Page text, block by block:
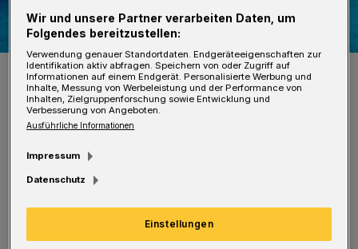
Nicht Menschen, sondern Hunde dürfen am Sonntag im Freibad
Eckbusch schwimmen.
Foto: Max Höllwarth
Vierbeiner samt Herrchen und Frauchen von 13
Wir und unsere Partner verarbeiten Daten, um
Folgendes bereitzustellen:
Verwendung genauer Standortdaten. Endgeräteeigenschaften zur
Identifikation aktiv abfragen. Speichern von oder Zugriff auf
Informationen auf einem Endgerät. Personalisierte Werbung und
Inhalte, Messung von Werbeleistung und der Performance von
Inhalten, Zielgruppenforschung sowie Entwicklung und
Verbesserung von Angeboten.
Ausführliche Informationen
Impressum
Datenschutz
Einstellungen